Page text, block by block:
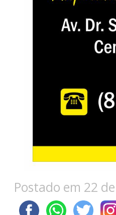
Postado em 22